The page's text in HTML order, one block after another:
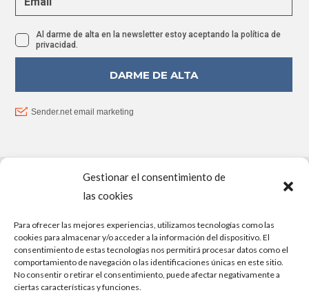
Gestionar el consentimiento de
las cookies
Para ofrecer las mejores experiencias, utilizamos tecnologías como las
cookies para almacenar y/o acceder a la información del dispositivo. El
consentimiento de estas tecnologías nos permitirá procesar datos como el
comportamiento de navegación o las identificaciones únicas en este sitio.
No consentir o retirar el consentimiento, puede afectar negativamente a
ciertas características y funciones.
PROYECTO FINANCIADO POR LA UNIÓN EUROPEA –
NEXTGENERATIONEU